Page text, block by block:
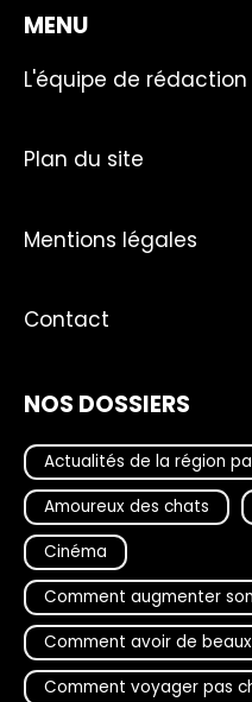
MENU
L'équipe de rédaction
Plan du site
Mentions légales
Contact
NOS DOSSIERS
Actualités de la région
Amoureux des chats
Cinéma
Comment augmenter
Comment avoir de
Comment voyager pas